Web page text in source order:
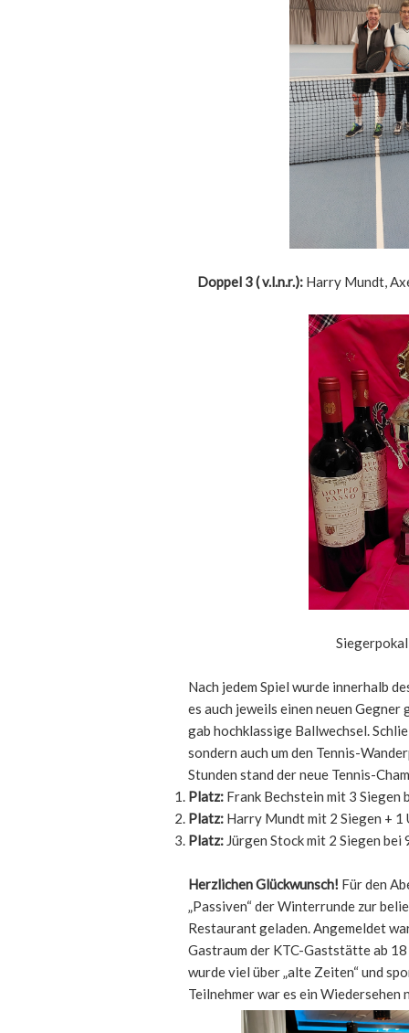
Doppel 3 ( v.l.n.r.):Harry Mundt,
Nach jedem Spiel wurde innerhalb
es auch jeweils einen neuen Gegner
gab hochklassige Ballwechsel.
sondern auch um den Tennis-
Stunden stand der neue Tennis-
Platz: Frank Bechstein mit 3 Siegen
Platz: Harry Mundt mit 2 Siegen + 1
Platz: Jürgen Stock mit 2 Siegen bei
Herzlichen Glückwunsch! Für den
„Passiven“ der Winterrunde zur
Restaurant geladen. Angemeldet
Gastraum der KTC-Gaststätte ab
wurde viel über „alte Zeiten“ und
Teilnehmer war es ein Wiedersehen